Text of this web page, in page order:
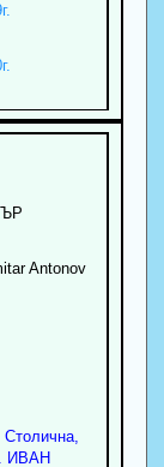
Antonov
,
ИВАН